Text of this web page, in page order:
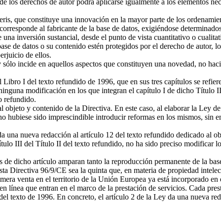
que constituye una innovación en la mayor parte de los
al fabricante de la base de datos, exigiéndose
inversión sustancial, desde el punto de vista cuantitativo o
de datos o su contenido estén protegidos por el derecho de
de ellos.
incide en aquellos aspectos que constituyen una novedad, no
I del texto refundido de 1996, que en sus tres capítulos se
modificación en los que integran el capítulo I de dicho Título
refundido.
objeto y contenido de la Directiva. En este caso, al elaborar la Ley
hubiese sido imprescindible introducir reformas en los mismos, sin
una nueva redacción al artículo 12 del texto refundido dedicado al
III del Título II del texto refundido, no ha sido preciso modificar
dicho artículo amparan tanto la reproducción permanente de la
Directiva 96/9/CE sea la quinta que, en materia de propiedad
venta en el territorio de la Unión Europea ya está incorporado
línea que entran en el marco de la prestación de servicios. Cada
texto de 1996. En concreto, el artículo 2 de la Ley da una nueva